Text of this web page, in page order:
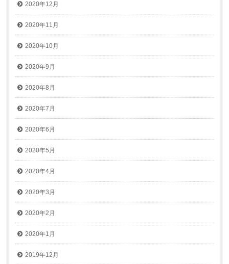
2020年12月
2020年11月
2020年10月
2020年9月
2020年8月
2020年7月
2020年6月
2020年5月
2020年4月
2020年3月
2020年2月
2020年1月
2019年12月